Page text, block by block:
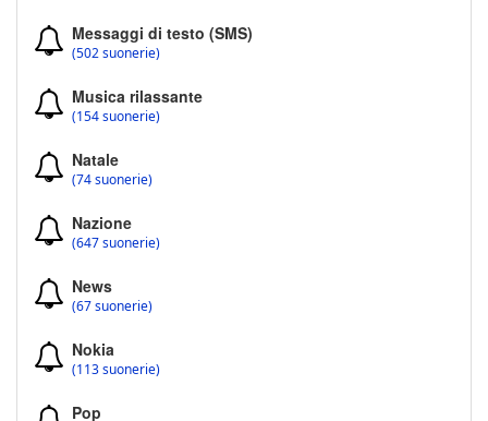
Messaggi di testo (SMS)
(502 suonerie)
Musica rilassante
(154 suonerie)
Natale
(74 suonerie)
Nazione
(647 suonerie)
News
(67 suonerie)
Nokia
(113 suonerie)
Pop